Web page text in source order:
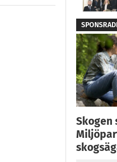
Skogen